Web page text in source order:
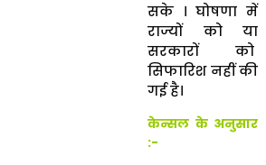
सके । घोषणा में
राज्यों को या
सरकारों को
सिफारिश नहीं की
गई है।
केन्सल के अनुसार
:-